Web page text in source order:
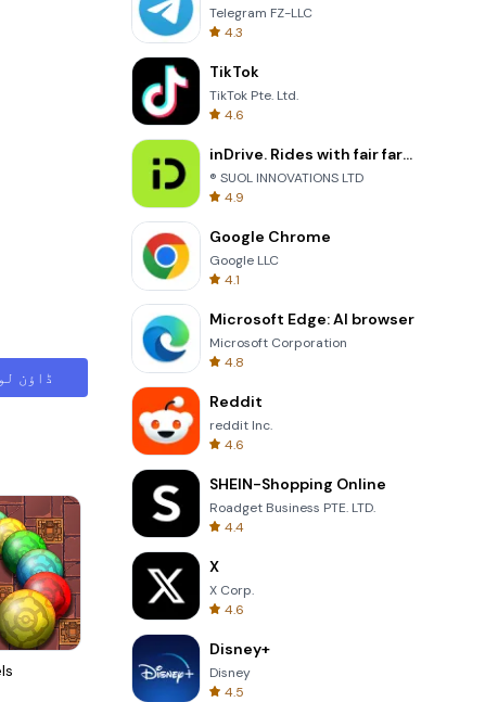
ڈاؤن
One Stroke
Telegram FZ-LLC
4.3
TikTok
TikTok Pte. Ltd.
4.6
inDrive. Rides with fair fares
® SUOL INNOVATIONS LTD
4.9
Google Chrome
Google LLC
4.1
Microsoft Edge: AI browser
Microsoft Corporation
4.8
Reddit
reddit Inc.
4.6
SHEIN-Shopping Online
Roadget Business PTE. LTD.
4.4
X
X Corp.
4.6
Disney+
Disney
4.5